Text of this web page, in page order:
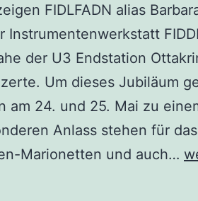
FIDLFADN alias
Instrumentenwerkstatt
der U3 Endstation
Um dieses Jubiläum
am 24. und 25. Mai zu
Anlass stehen für
Marionetten und auch… 10